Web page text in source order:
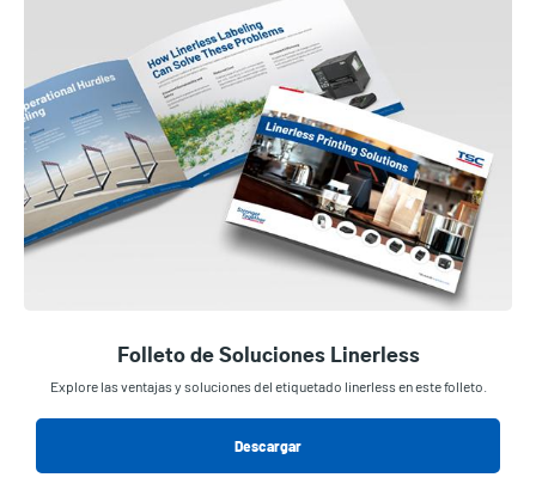
Folleto de Soluciones Linerless
Explore las ventajas y soluciones del etiquetado linerless en este folleto.
Descargar